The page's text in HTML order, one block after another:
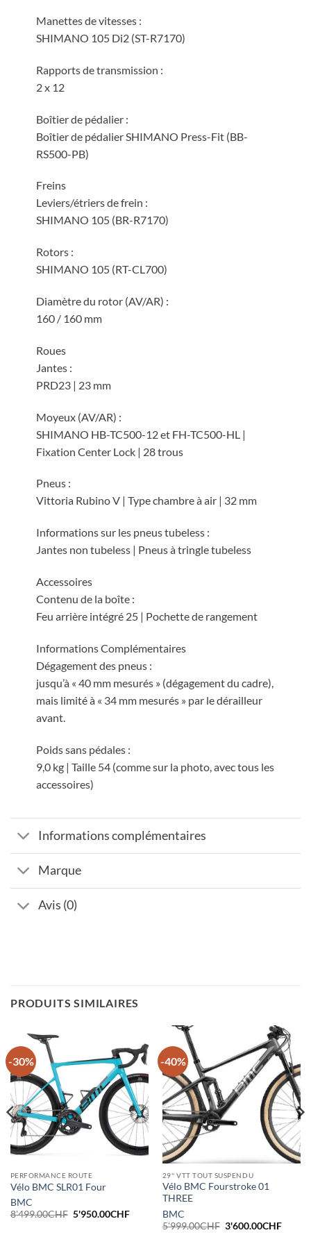
Manettes de vitesses :
SHIMANO 105 Di2 (ST-R7170)
Rapports de transmission :
2 x 12
Boîtier de pédalier :
Boîtier de pédalier SHIMANO Press-Fit (BB-
RS500-PB)
Freins
Leviers/étriers de frein :
SHIMANO 105 (BR-R7170)
Rotors :
SHIMANO 105 (RT-CL700)
Diamètre du rotor (AV/AR) :
160 / 160 mm
Roues
Jantes :
PRD23 | 23 mm
Moyeux (AV/AR) :
SHIMANO HB-TC500-12 et FH-TC500-HL |
Fixation Center Lock | 28 trous
Pneus :
Vittoria Rubino V | Type chambre à air | 32 mm
Informations sur les pneus tubeless :
Jantes non tubeless | Pneus à tringle tubeless
Accessoires
Contenu de la boîte :
Feu arrière intégré 25 | Pochette de rangement
Informations Complémentaires
Dégagement des pneus :
jusqu’à « 40 mm mesurés » (dégagement du cadre),
mais limité à « 34 mm mesurés » par le dérailleur
avant.
Poids sans pédales :
9,0 kg | Taille 54 (comme sur la photo, avec tous les
accessoires)
Informations complémentaires
Marque
Avis (0)
PRODUITS SIMILAIRES
-30%
PERFORMANCE ROUTE
Vélo BMC SLR01 Four
BMC
8'499.00CHF Le
5'950.00CHFLe
-40%
29'' VTT TOUT SUSPENDU
Vélo BMC Fourstroke 01
THREE
BMC
5'999.00CHF Le
3'600.00CHFLe